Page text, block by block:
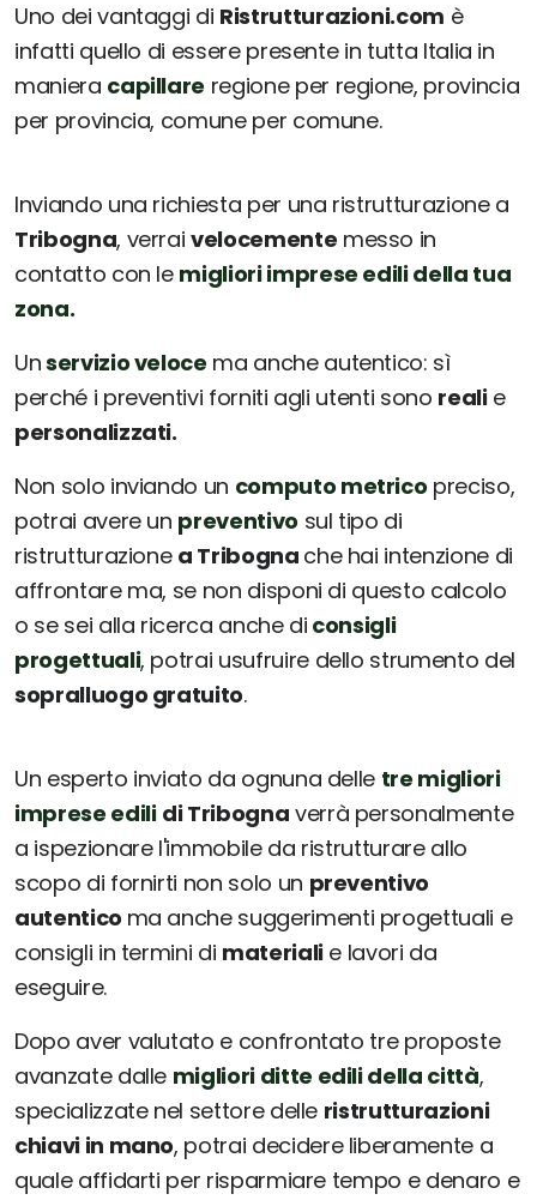
Uno dei vantaggi di Ristrutturazioni.com è
infatti quello di essere presente in tutta Italia in
maniera capillare regione per regione, provincia
per provincia, comune per comune.
Inviando una richiesta per una ristrutturazione a
Tribogna, verraivelocemente messo in
contatto con le migliori imprese edili della tua
zona.
Unservizio veloce ma anche autentico: sì
perché i preventivi forniti agli utenti sono realie
personalizzati.
Non solo inviando un computo metrico preciso,
potrai avere un preventivo sul tipo di
ristrutturazione a Tribogna che hai intenzione di
affrontare ma, se non disponi di questo calcolo
o se sei alla ricerca anche di consigli
progettuali, potrai usufruire dello strumento del
sopralluogo gratuito.
Un esperto inviato da ognuna delle tre migliori
imprese edili di Tribogna verrà personalmente
a ispezionare l'immobile da ristrutturare allo
scopo di fornirti non solo un preventivo
autentico ma anche suggerimenti progettuali e
consigli in termini di materialie lavori da
eseguire.
Dopo aver valutato e confrontato tre proposte
avanzate dalle migliori ditte edili della città,
specializzate nel settore delle ristrutturazioni
chiavi in mano, potrai decidere liberamente a
quale affidarti per risparmiare tempo e denaro e